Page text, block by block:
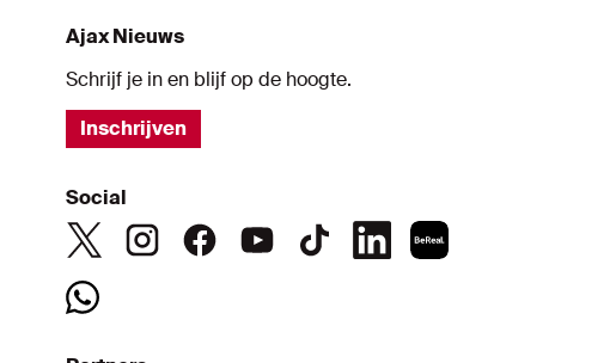
Ajax Nieuws
Schrijf je in en blijf op de hoogte.
Inschrijven
Social